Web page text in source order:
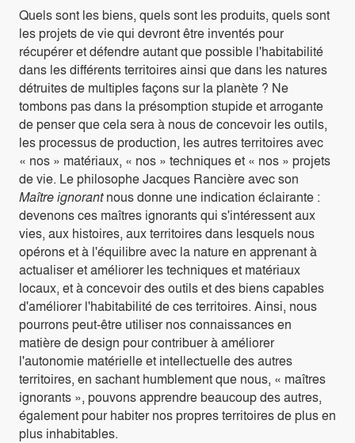
Quels sont les biens, quels sont les produits, quels sont
les projets de vie qui devront être inventés pour
récupérer et défendre autant que possible l'habitabilité
dans les différents territoires ainsi que dans les natures
détruites de multiples façons sur la planète ? Ne
tombons pas dans la présomption stupide et arrogante
de penser que cela sera à nous de concevoir les outils,
les processus de production, les autres territoires avec
« nos » matériaux, « nos » techniques et « nos » projets
de vie. Le philosophe Jacques Rancière avec son
Maître ignorantnous donne une indication éclairante :
devenons ces maîtres ignorants qui s'intéressent aux
vies, aux histoires, aux territoires dans lesquels nous
opérons et à l'équilibre avec la nature en apprenant à
actualiser et améliorer les techniques et matériaux
locaux, et à concevoir des outils et des biens capables
d'améliorer l'habitabilité de ces territoires. Ainsi, nous
pourrons peut-être utiliser nos connaissances en
matière de design pour contribuer à améliorer
l'autonomie matérielle et intellectuelle des autres
territoires, en sachant humblement que nous, « maîtres
ignorants », pouvons apprendre beaucoup des autres,
également pour habiter nos propres territoires de plus en
plus inhabitables.